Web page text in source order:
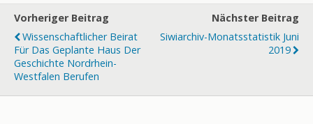
Vorheriger Beitrag
Wissenschaftlicher Beirat
Für Das Geplante Haus Der
Geschichte Nordrhein-
Westfalen Berufen
Nächster Beitrag
Siwiarchiv-Monatsstatistik Juni
2019